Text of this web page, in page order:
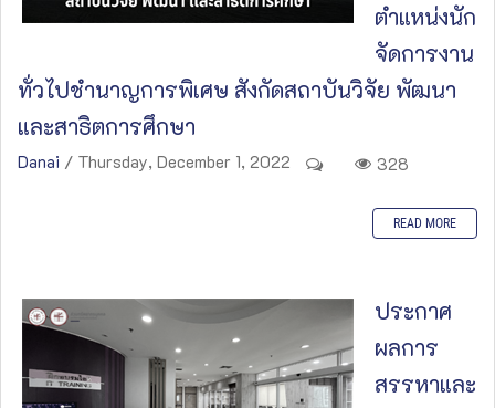
ตำแหน่งนัก
จัดการงาน
ทั่วไปชำนาญการพิเศษ สังกัดสถาบันวิจัย พัฒนา
และสาธิตการศึกษา
Danai / Thursday, December 1, 2022 328
READ MORE
ประกาศ
ผลการ
สรรหาและ